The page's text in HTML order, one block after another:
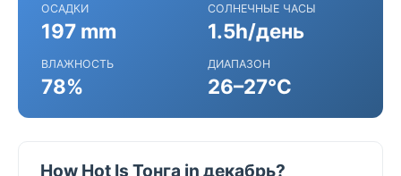
ОСАДКИ
197 mm
СОЛНЕЧНЫЕ ЧАСЫ
1.5h/день
ВЛАЖНОСТЬ
78%
ДИАПАЗОН
26–27°C
How Hot Is Тонга in декабрь?